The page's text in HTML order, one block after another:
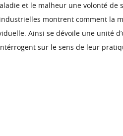
et le malheur une volonté de
montrent comment la
Ainsi se dévoile une unité
sur le sens de leur